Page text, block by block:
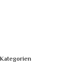
Kategorien